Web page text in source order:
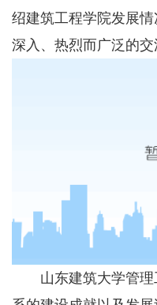
绍建筑工程学院发展
深入、热烈而广泛的交
山东建筑大学管理